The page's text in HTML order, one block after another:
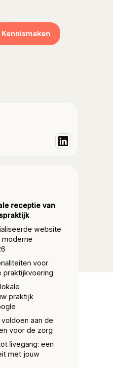
Kennismaken
receptie van
website
voor
praktijkvoering
praktijk
aan de
voor de zorg
livegang: een
met jouw